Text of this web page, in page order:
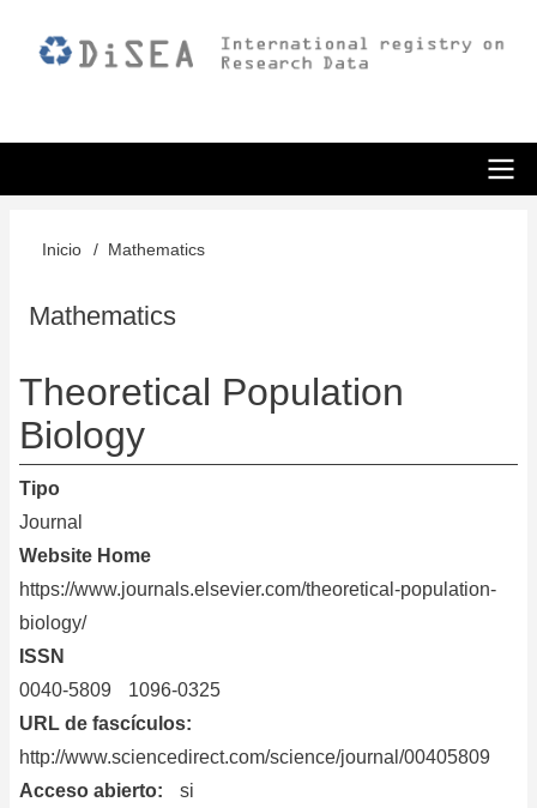
Sobrescribir
enlaces
ayuda
a
la
navegación
Inicio Mathematics
Mathematics
Theoretical Population
Biology
Tipo
Journal
Website Home
https://www.journals.elsevier.com/theoretical-population-
biology/
ISSN
0040-5809
1096-0325
URL de fascículos
http://www.sciencedirect.com/science/journal/00405809
Acceso abierto
si